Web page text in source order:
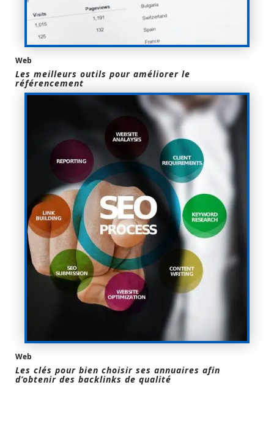
Web
Les meilleurs outils pour améliorer le
référencement
Web
Les clés pour bien choisir ses annuaires afin
d’obtenir des backlinks de qualité